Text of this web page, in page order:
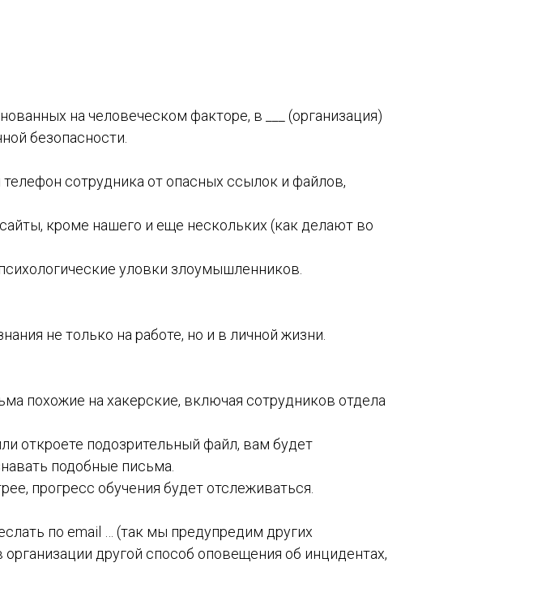
на человеческом факторе, в ___ (организация)
безопасности.
сотрудника от опасных ссылок и файлов,
кроме нашего и еще нескольких (как делают во
уловки злоумышленников.
не только на работе, но и в личной жизни.
похожие на хакерские, включая сотрудников отдела
откроете подозрительный файл, вам будет
подобные письма.
прогресс обучения будет отслеживаться.
по email … (так мы предупредим других
другой способ оповещения об инцидентах,